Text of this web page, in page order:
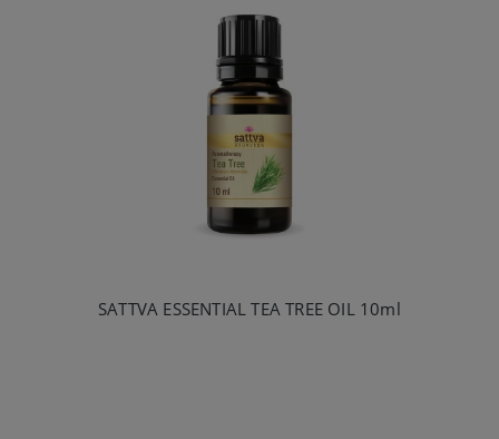
SATTVA ESSENTIAL TEA TREE OIL 10ml